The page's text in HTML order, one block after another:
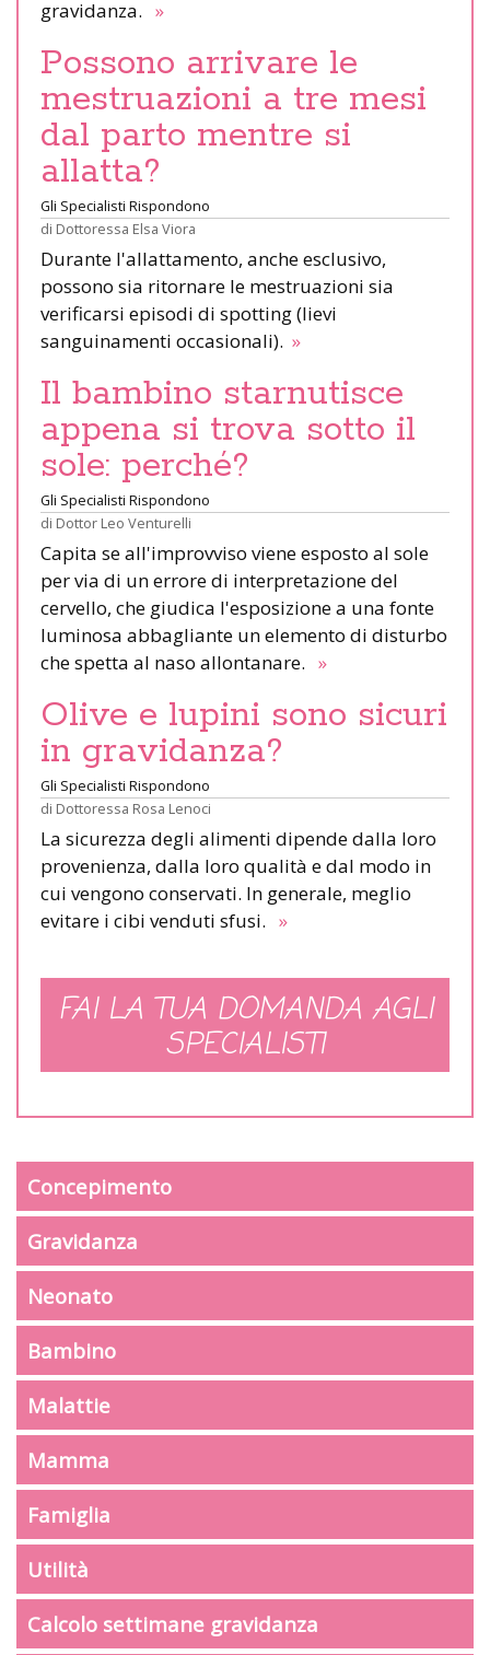
gravidanza. »
Possono arrivare le
mestruazioni a tre mesi
dal parto mentre si
allatta?
Gli Specialisti Rispondono
di Dottoressa Elsa Viora
Durante l'allattamento, anche esclusivo,
possono sia ritornare le mestruazioni sia
verificarsi episodi di spotting (lievi
sanguinamenti occasionali). »
Il bambino starnutisce
appena si trova sotto il
sole: perché?
Gli Specialisti Rispondono
di Dottor Leo Venturelli
Capita se all'improvviso viene esposto al sole
per via di un errore di interpretazione del
cervello, che giudica l'esposizione a una fonte
luminosa abbagliante un elemento di disturbo
che spetta al naso allontanare. »
Olive e lupini sono sicuri
in gravidanza?
Gli Specialisti Rispondono
di Dottoressa Rosa Lenoci
La sicurezza degli alimenti dipende dalla loro
provenienza, dalla loro qualità e dal modo in
cui vengono conservati. In generale, meglio
evitare i cibi venduti sfusi. »
FAI LA TUA DOMANDA AGLI
SPECIALISTI
Concepimento
Gravidanza
Neonato
Bambino
Malattie
Mamma
Famiglia
Utilità
Calcolo settimane gravidanza